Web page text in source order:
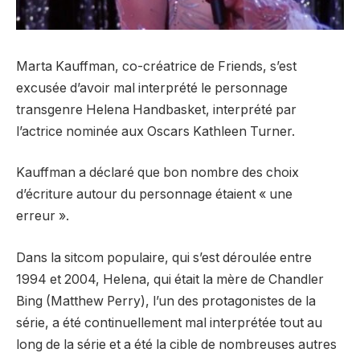
Marta Kauffman, co-créatrice de Friends, s’est
excusée d’avoir mal interprété le personnage
transgenre Helena Handbasket, interprété par
l’actrice nominée aux Oscars Kathleen Turner.
Kauffman a déclaré que bon nombre des choix
d’écriture autour du personnage étaient « une
erreur ».
Dans la sitcom populaire, qui s’est déroulée entre
1994 et 2004, Helena, qui était la mère de Chandler
Bing (Matthew Perry), l’un des protagonistes de la
série, a été continuellement mal interprétée tout au
long de la série et a été la cible de nombreuses autres